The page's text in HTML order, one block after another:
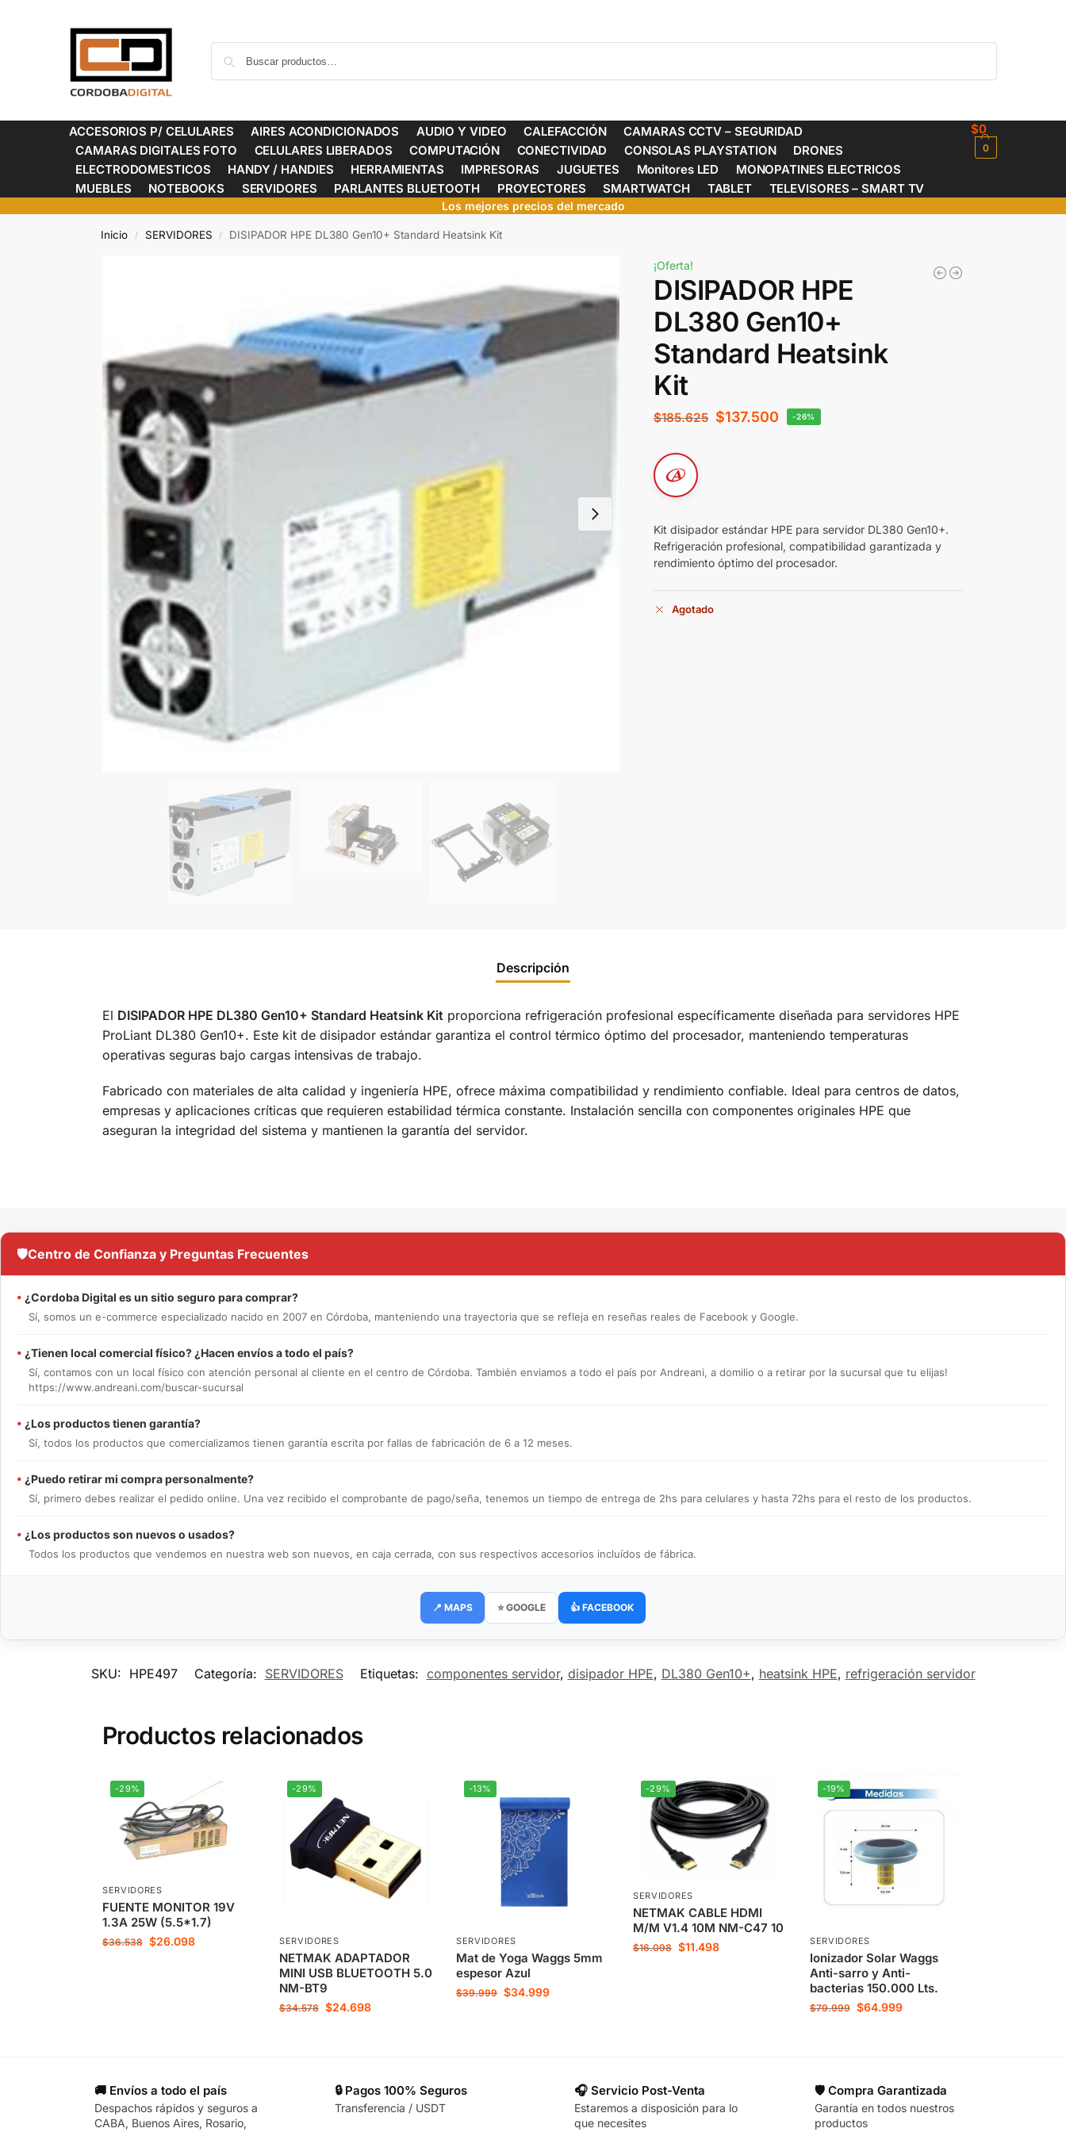
ACCESORIOS P/ CELULARES AIRES ACONDICIONADOS AUDIO Y VIDEO CALEFACCIÓN
CAMARAS CCTV – SEGURIDAD
CAMARAS DIGITALES FOTO
CELULARES LIBERADOS COMPUTACIÓN CONECTIVIDAD CONSOLAS PLAYSTATION
DRONES
ELECTRODOMESTICOS
HANDY / HANDIES HERRAMIENTAS IMPRESORAS JUGUETES Monitores LED
MONOPATINES ELECTRICOS
MUEBLES
NOTEBOOKS SERVIDORES PARLANTES BLUETOOTH PROYECTORES SMARTWATCH TABLET TELEVISORES – SMART TV
$0
0
Los mejores precios del mercado
Inicio / SERVIDORES / DISIPADOR HPE DL380 Gen10+ Standard Heatsink Kit
¡Oferta!
DISIPADOR HPE
DL380 Gen10+
Standard Heatsink
Kit
$185.625 $137.500 -26%
Kit disipador estándar HPE para servidor DL380 Gen10+.
Refrigeración profesional, compatibilidad garantizada y
rendimiento óptimo del procesador.
Agotado
Descripción
El DISIPADOR HPE DL380 Gen10+ Standard Heatsink Kitproporciona refrigeración profesional específicamente diseñada para servidores HPE
ProLiant DL380 Gen10+. Este kit de disipador estándar garantiza el control térmico óptimo del procesador, manteniendo temperaturas
operativas seguras bajo cargas intensivas de trabajo.
Fabricado con materiales de alta calidad y ingeniería HPE, ofrece máxima compatibilidad y rendimiento confiable. Ideal para centros de datos,
empresas y aplicaciones críticas que requieren estabilidad térmica constante. Instalación sencilla con componentes originales HPE que
aseguran la integridad del sistema y mantienen la garantía del servidor.
🛡️Centro de Confianza y Preguntas Frecuentes
• ¿Cordoba Digital es un sitio seguro para comprar?
Sí, somos un e-commerce especializado nacido en 2007 en Córdoba, manteniendo una trayectoria que se refleja en reseñas reales de Facebook y Google.
• ¿Tienen local comercial físico? ¿Hacen envíos a todo el país?
Sí, contamos con un local físico con atención personal al cliente en el centro de Córdoba. También enviamos a todo el país por Andreani, a domilio o a retirar por la sucursal que tu elijas!
https://www.andreani.com/buscar-sucursal
• ¿Los productos tienen garantía?
Sí, todos los productos que comercializamos tienen garantía escrita por fallas de fabricación de 6 a 12 meses.
• ¿Puedo retirar mi compra personalmente?
Sí, primero debes realizar el pedido online. Una vez recibido el comprobante de pago/seña, tenemos un tiempo de entrega de 2hs para celulares y hasta 72hs para el resto de los productos.
• ¿Los productos son nuevos o usados?
Todos los productos que vendemos en nuestra web son nuevos, en caja cerrada, con sus respectivos accesorios incluídos de fábrica.
📍 MAPS ⭐ GOOGLE 👍 FACEBOOK
SKU: HPE497 Categoría: SERVIDORES Etiquetas: componentes servidor, disipador HPE, DL380 Gen10+, heatsink HPE, refrigeración servidor
Productos relacionados
-29%
SERVIDORES
FUENTE MONITOR 19V
1.3A 25W (5.5*1.7)
$36.538 $26.098
-29%
SERVIDORES
NETMAK ADAPTADOR
MINI USB BLUETOOTH 5.0
NM-BT9
$34.578 $24.698
-13%
SERVIDORES
Mat de Yoga Waggs 5mm
espesor Azul
$39.999 $34.999
-29%
SERVIDORES
NETMAK CABLE HDMI
M/M V1.4 10M NM-C47 10
$16.098 $11.498
-19%
SERVIDORES
Ionizador Solar Waggs
Anti-sarro y Anti-
bacterias 150.000 Lts.
$79.999 $64.999
🚚 Envíos a todo el país
Despachos rápidos y seguros a
CABA, Buenos Aires, Rosario,
🔒 Pagos 100% Seguros
Transferencia / USDT
🎧 Servicio Post-Venta
Estaremos a disposición para lo
que necesites
🛡️ Compra Garantizada
Garantía en todos nuestros
productos